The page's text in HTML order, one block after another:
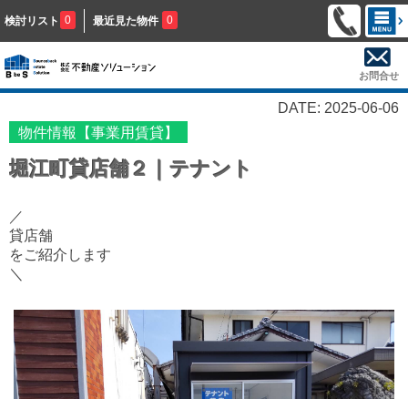
検討リスト 0 最近見た物件 0
お問合せ
DATE: 2025-06-06
物件情報【事業用賃貸】
堀江町貸店舗２｜テナント
／
貸店舗
をご紹介します
＼